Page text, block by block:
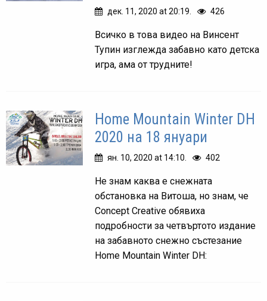
дек. 11, 2020 at 20:19. 426
Всичко в това видео на Винсент
Тупин изглежда забавно като детска
игра, ама от трудните!
Home Mountain Winter DH
2020 на 18 януари
ян. 10, 2020 at 14:10. 402
Не знам каква е снежната
обстановка на Витоша, но знам, че
Concept Creative обявиха
подробности за четвъртото издание
на забавното снежно състезание
Home Mountain Winter DH: